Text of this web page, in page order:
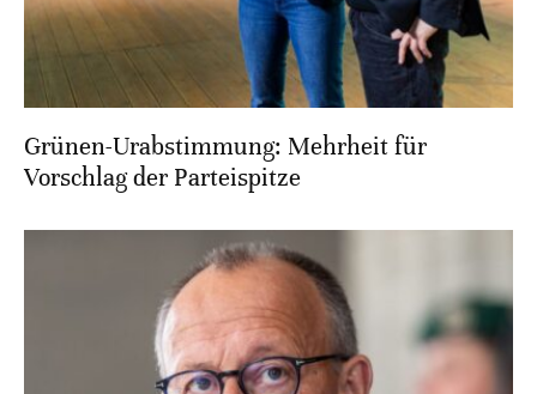
Grünen-Urabstimmung: Mehrheit für
Vorschlag der Parteispitze